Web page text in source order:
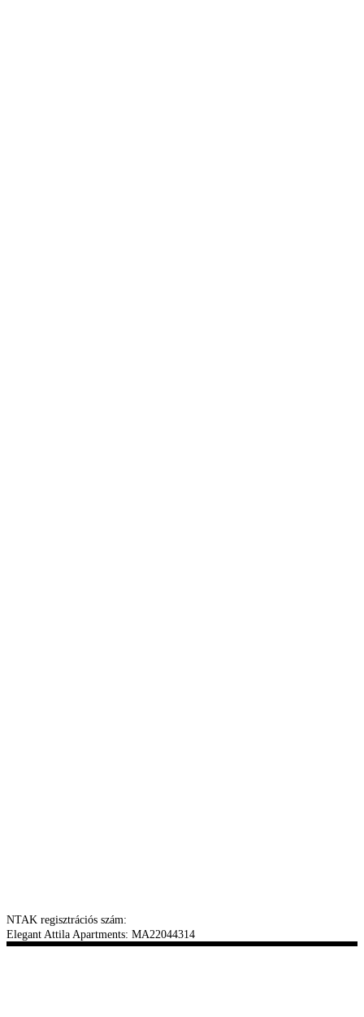
NTAK regisztrációs szám:
Elegant Attila Apartments: MA22044314